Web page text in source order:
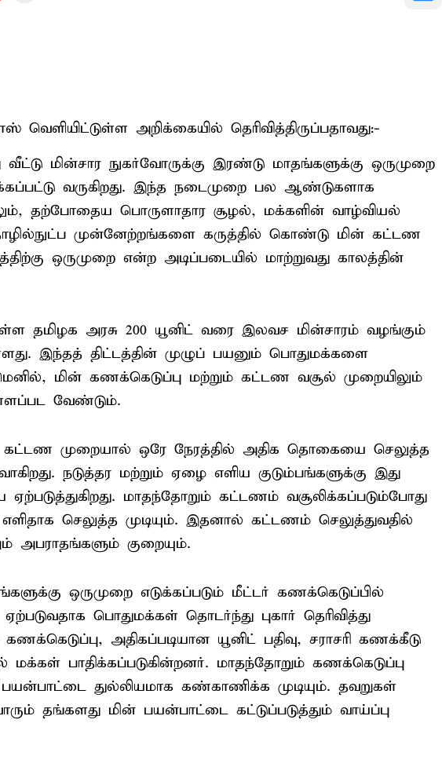
வெளியிட்டுள்ள அறிக்கையில் தெரிவித்திருப்பதாவது:-
மின்சார நுகர்வோருக்கு இரண்டு மாதங்களுக்கு ஒருமுறை
வருகிறது. இந்த நடைமுறை பல ஆண்டுகளாக
தற்போதைய பொருளாதார சூழல், மக்களின் வாழ்வியல்
முன்னேற்றங்களை கருத்தில் கொண்டு மின் கட்டண
ஒருமுறை என்ற அடிப்படையில் மாற்றுவது காலத்தின்
தமிழக அரசு 200 யூனிட் வரை இலவச மின்சாரம் வழங்கும்
இந்தத் திட்டத்தின் முழுப் பயனும் பொதுமக்களை
மின் கணக்கெடுப்பு மற்றும் கட்டண வசூல் முறையிலும்
வேண்டும்.
முறையால் ஒரே நேரத்தில் அதிக தொகையை செலுத்த
நடுத்தர மற்றும் ஏழை எளிய குடும்பங்களுக்கு இது
மாதந்தோறும் கட்டணம் வசூலிக்கப்படும்போது
செலுத்த முடியும். இதனால் கட்டணம் செலுத்துவதில்
அபராதங்களும் குறையும்.
ஒருமுறை எடுக்கப்படும் மீட்டர் கணக்கெடுப்பில்
ஏற்படுவதாக பொதுமக்கள் தொடர்ந்து புகார் தெரிவித்து
அதிகப்படியான யூனிட் பதிவு, சராசரி கணக்கீடு
பாதிக்கப்படுகின்றனர். மாதந்தோறும் கணக்கெடுப்பு
துல்லியமாக கண்காணிக்க முடியும். தவறுகள்
தங்களது மின் பயன்பாட்டை கட்டுப்படுத்தும் வாய்ப்பு